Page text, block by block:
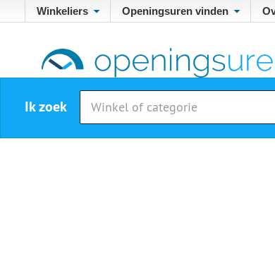
Winkeliers Openingsuren vinden
Ik zoek